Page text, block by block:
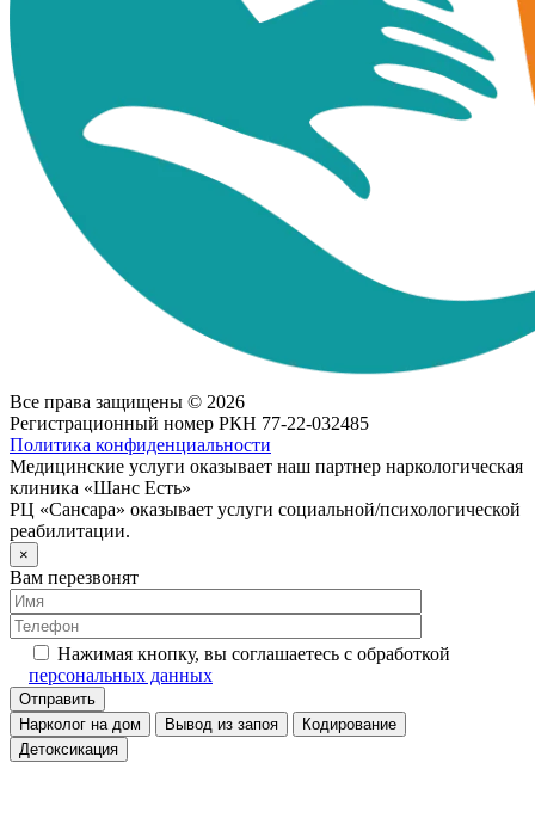
Все права защищены © 2026
Регистрационный номер РКН 77-22-032485
Политика конфиденциальности
Медицинские услуги оказывает наш партнер наркологическая
клиника «Шанс Есть»
РЦ «Сансара» оказывает услуги социальной/психологической
реабилитации.
×
Вам перезвонят
Нажимая кнопку, вы соглашаетесь с обработкой
персональных данных
Нарколог на дом Вывод из запоя
Кодирование
Детоксикация